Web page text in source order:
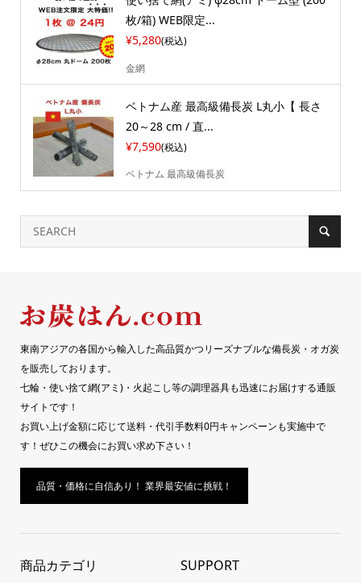
枚/箱) WEB限定...
¥5,280(税込)
金網
ベトナム産 最高級備長炭 L丸小【 長さ
20～28 cm / 直...
¥7,590(税込)
ベトナム 最高級備長炭
東南アジアの各国から輸入した高品質かつリーズナブルな備長炭・オガ炭
を販売しております。
七輪・使い捨て網(アミ)・火起こし等の調理器具も迅速にお届けする通販
サイトです！
お買い上げ金額に応じて送料・代引手数料0円キャンペーンも実施中で
す！ぜひこの機会にお買い求め下さい！
品質・価格に自信あり！ 業界最安値に挑戦！
商品カテゴリ SUPPORT